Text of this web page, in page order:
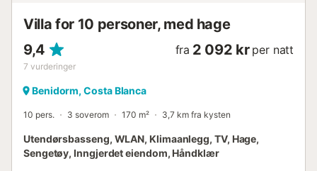
Villa for 10 personer, med hage
9,4
7 vurderinger
fra 2 092 kr per natt
Benidorm, Costa Blanca
10 pers. 3 soverom 170 m² 3,7 km fra kysten
Utendørsbasseng, WLAN, Klimaanlegg, TV, Hage,
Sengetøy, Inngjerdet eiendom, Håndklær